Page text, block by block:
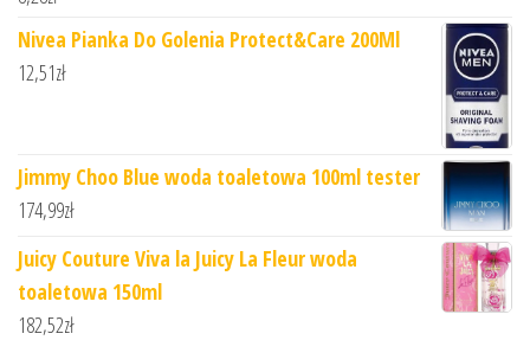
Nivea Pianka Do Golenia Protect&Care 200Ml
12,51zł
Jimmy Choo Blue woda toaletowa 100ml tester
174,99zł
Juicy Couture Viva la Juicy La Fleur woda
toaletowa 150ml
182,52zł